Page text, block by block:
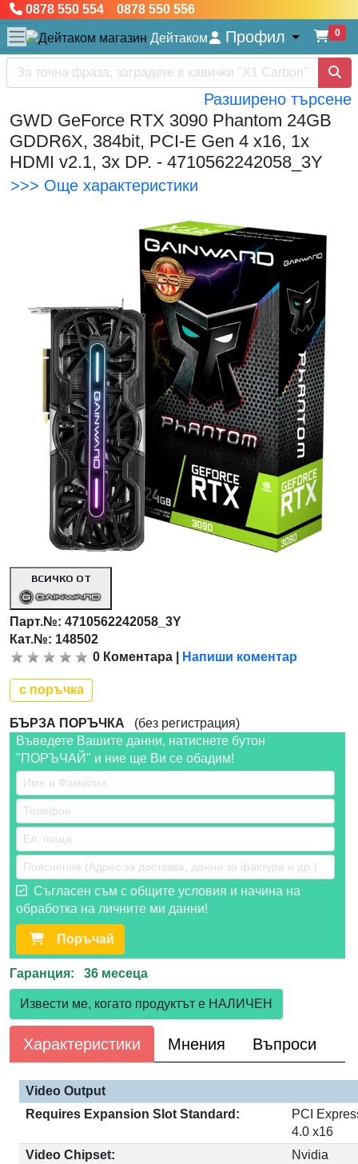
0878 550 554 0878 550 556
Дейтаком Профил 0
Разширено търсене
GWD GeForce RTX 3090 Phantom 24GB
GDDR6X, 384bit, PCI-E Gen 4 x16, 1x
HDMI v2.1, 3x DP. - 4710562242058_3Y
>>> Още характеристики
ВСИЧКО ОТ
Парт.№:4710562242058_3Y
Кат.№: 148502
0 Коментара Напиши коментар
с поръчка
БЪРЗА ПОРЪЧКА (без регистрация)
Въведете Вашите данни, натиснете бутон
"ПОРЪЧАЙ" и ние ще Ви се обадим!
Съгласен съм с общите условия и начина на
обработка на личните ми данни!
Поръчай
Гаранция: 36 месеца
Извести ме, когато продуктът е НАЛИЧЕН
Характеристики Мнения Въпроси
Video Output
Requires Expansion Slot Standard:
PCI
4.0 x16
Video Chipset:
Nvidia